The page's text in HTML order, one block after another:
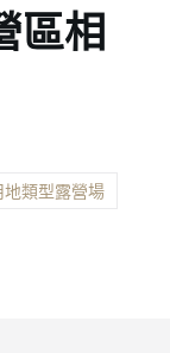
區相
類型露營場